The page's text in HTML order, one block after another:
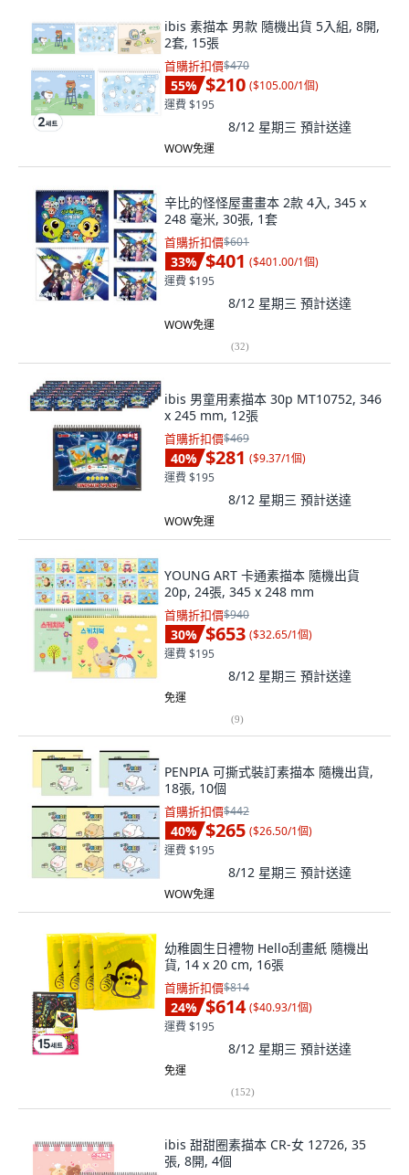
ibis 素描本 男款 隨機出貨 5入組, 8開,
2套, 15張
首購折扣價$470
55% $210 ($105.00/1個)
運費 $195
8/12 星期三 預計送達
WOW免運
辛比的怪怪屋畫畫本 2款 4入, 345 x
248 毫米, 30張, 1套
首購折扣價$601
33% $401 ($401.00/1個)
運費 $195
8/12 星期三 預計送達
WOW免運
(32)
ibis 男童用素描本 30p MT10752, 346
x 245 mm, 12張
首購折扣價$469
40% $281 ($9.37/1個)
運費 $195
8/12 星期三 預計送達
WOW免運
YOUNG ART 卡通素描本 隨機出貨
20p, 24張, 345 x 248 mm
首購折扣價$940
30% $653 ($32.65/1個)
運費 $195
8/12 星期三 預計送達
免運
(9)
PENPIA 可撕式裝訂素描本 隨機出貨,
18張, 10個
首購折扣價$442
40% $265 ($26.50/1個)
運費 $195
8/12 星期三 預計送達
WOW免運
幼稚園生日禮物 Hello刮畫紙 隨機出
貨, 14 x 20 cm, 16張
首購折扣價$814
24% $614 ($40.93/1個)
運費 $195
8/12 星期三 預計送達
免運
(152)
ibis 甜甜圈素描本 CR-女 12726, 35
張, 8開, 4個